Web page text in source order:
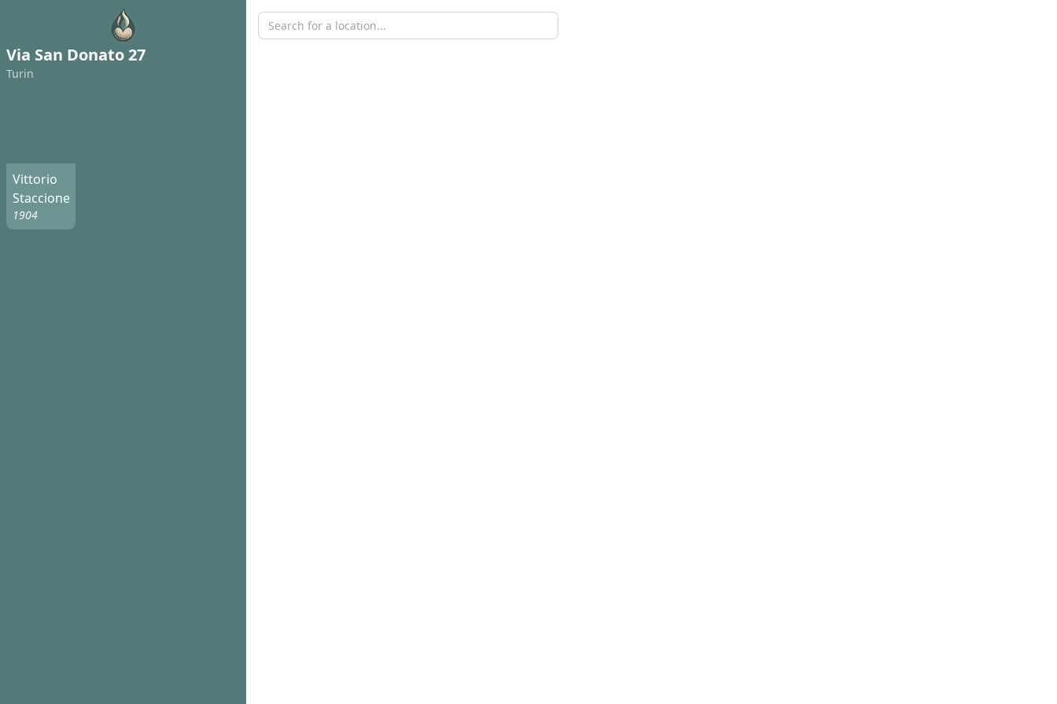
Via San Donato 27
Turin
Vittorio
Staccione
1904